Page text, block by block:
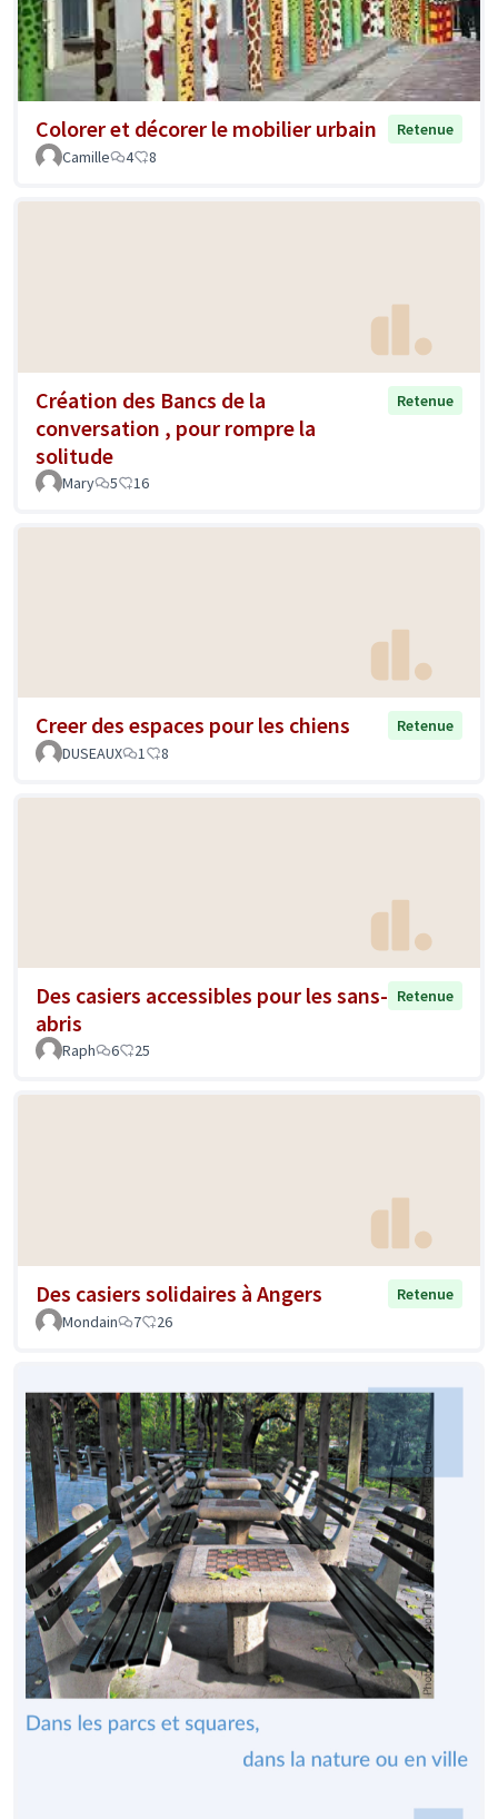
Colorer et décorer le mobilier urbain
Retenue
Camille
4 8
Création des Bancs de la
conversation , pour rompre la
solitude
Retenue
Mary 5 16
Creer des espaces pour les chiens
Retenue
DUSEAUX
1 8
Des casiers accessibles pour les sans-
abris
Retenue
Raph 6 25
Des casiers solidaires à Angers
Retenue
Mondain
7 26